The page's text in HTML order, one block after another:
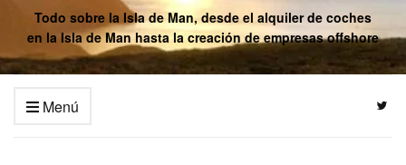
Todo sobre la Isla de Man, desde el alquiler de coches
en la Isla de Man hasta la creación de empresas offshore
Menú